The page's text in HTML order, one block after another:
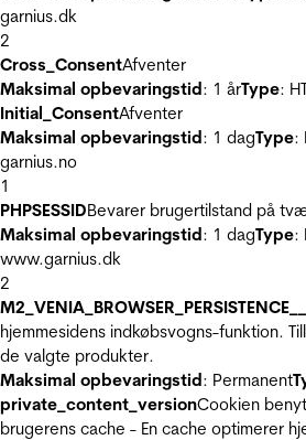
garnius.dk
2
Cross_ConsentAfventer
Maksimal opbevaringstid: 1 årType:
Initial_ConsentAfventer
Maksimal opbevaringstid: 1 dagType:
garnius.no
1
PHPSESSIDBevarer brugertilstand på
Maksimal opbevaringstid: 1 dagType:
www.garnius.dk
2
hjemmesidens indkøbsvogns-funktion.
de valgte produkter.
Maksimal opbevaringstid: Permanent
private_content_versionCookien
brugerens cache - En cache optimerer